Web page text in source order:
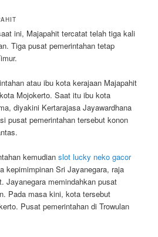
ini, Majapahit tercatat telah tiga kali
Tiga pusat pemerintahan tetap
atau ibu kota kerajaan Majapahit
Mojokerto. Saat itu ibu kota
diyakini Kertarajasa Jayawardhana
pusat pemerintahan tersebut konon
kemudianslot lucky neko gacor
kepimimpinan Sri Jayanegara, raja
Jayanegara memindahkan pusat
Pada masa kini, kota tersebut
Pusat pemerintahan di Trowulan